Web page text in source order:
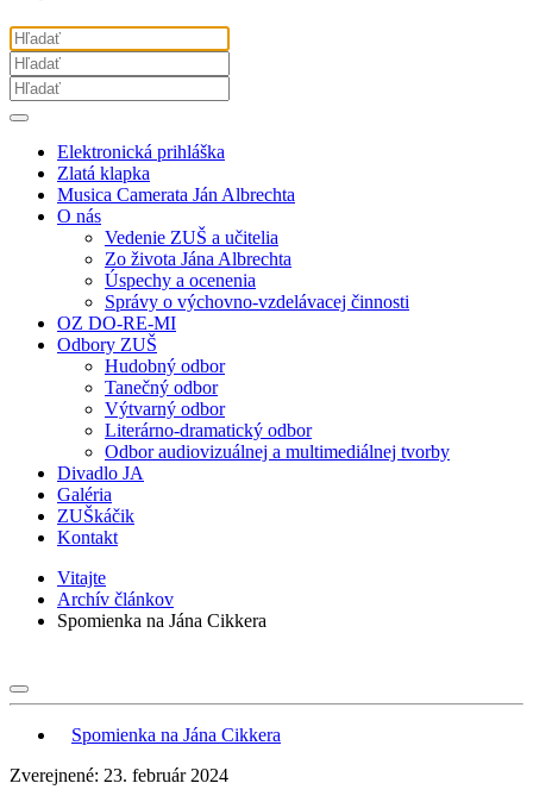
Elektronická prihláška
Zlatá klapka
Musica Camerata Ján Albrechta
O nás
Vedenie ZUŠ a učitelia
Zo života Jána Albrechta
Úspechy a ocenenia
Správy o výchovno-vzdelávacej činnosti
OZ DO-RE-MI
Odbory ZUŠ
Hudobný odbor
Tanečný odbor
Výtvarný odbor
Literárno-dramatický odbor
Odbor audiovizuálnej a multimediálnej tvorby
Divadlo JA
Galéria
ZUŠkáčik
Kontakt
Vitajte
Archív článkov
Spomienka na Jána Cikkera
Spomienka na Jána Cikkera
Zverejnené: 23. február 2024